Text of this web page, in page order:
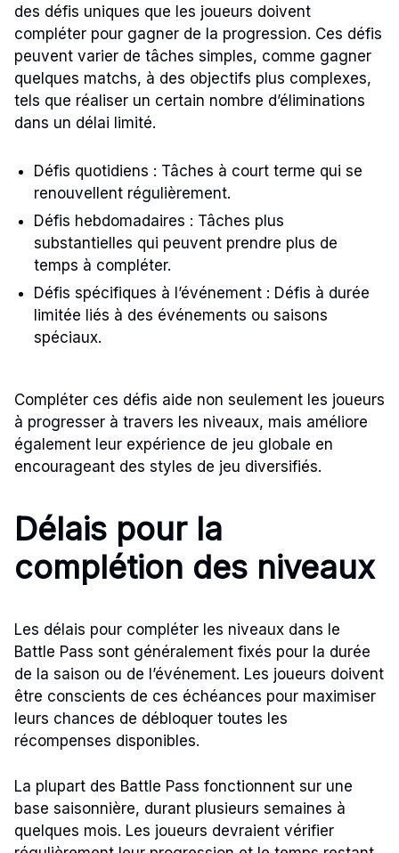
des défis uniques que les joueurs doivent
compléter pour gagner de la progression. Ces défis
peuvent varier de tâches simples, comme gagner
quelques matchs, à des objectifs plus complexes,
tels que réaliser un certain nombre d’éliminations
dans un délai limité.
Défis quotidiens : Tâches à court terme qui se
renouvellent régulièrement.
Défis hebdomadaires : Tâches plus
substantielles qui peuvent prendre plus de
temps à compléter.
Défis spécifiques à l’événement : Défis à durée
limitée liés à des événements ou saisons
spéciaux.
Compléter ces défis aide non seulement les joueurs
à progresser à travers les niveaux, mais améliore
également leur expérience de jeu globale en
encourageant des styles de jeu diversifiés.
Délais pour la
complétion des niveaux
Les délais pour compléter les niveaux dans le
Battle Pass sont généralement fixés pour la durée
de la saison ou de l’événement. Les joueurs doivent
être conscients de ces échéances pour maximiser
leurs chances de débloquer toutes les
récompenses disponibles.
La plupart des Battle Pass fonctionnent sur une
base saisonnière, durant plusieurs semaines à
quelques mois. Les joueurs devraient vérifier